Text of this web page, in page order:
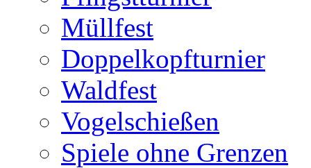
Müllfest
Doppelkopfturnier
Waldfest
Vogelschießen
Spiele ohne Grenzen